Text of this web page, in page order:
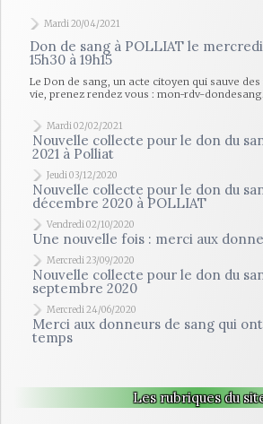
Mardi 20/04/2021
Don de sang à POLLIAT le mercredi
15h30 à 19h15
Le Don de sang, un acte citoyen qui sauve
vie, prenez rendez vous : mon-rdv-
Mardi 02/02/2021
Nouvelle collecte pour le don du
2021 à Polliat
Jeudi 03/12/2020
Nouvelle collecte pour le don du
décembre 2020 à POLLIAT
Vendredi 02/10/2020
Une nouvelle fois : merci aux
Mercredi 23/09/2020
Nouvelle collecte pour le don du
septembre 2020
Mercredi 24/06/2020
Merci aux donneurs de sang qui
temps
Les rubriques du